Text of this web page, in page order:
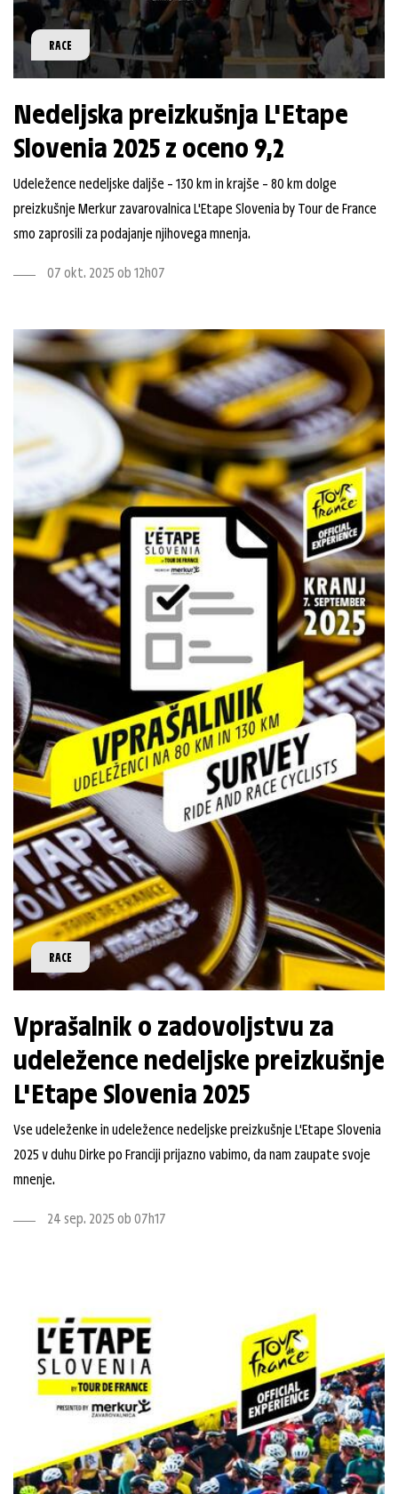
RACE
Nedeljska preizkušnja L'Etape
Slovenia 2025 z oceno 9,2
Udeležence nedeljske daljše – 130 km in krajše – 80 km dolge
preizkušnje Merkur zavarovalnica L'Etape Slovenia by Tour de France
smo zaprosili za podajanje njihovega mnenja.
07 okt. 2025 ob 12h07
RACE
Vprašalnik o zadovoljstvu za
udeležence nedeljske preizkušnje
L'Etape Slovenia 2025
Vse udeleženke in udeležence nedeljske preizkušnje L'Etape Slovenia
2025 v duhu Dirke po Franciji prijazno vabimo, da nam zaupate svoje
mnenje.
24 sep. 2025 ob 07h17